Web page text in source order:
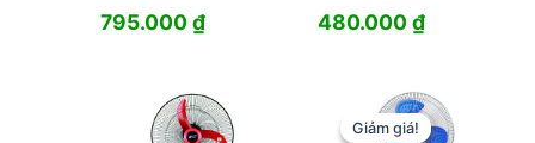
795.000₫ 480.000₫
Giảm giá!
Giảm giá!